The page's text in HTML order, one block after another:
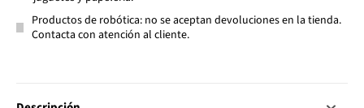
Productos de robótica: no se aceptan devoluciones en la tienda.
Contacta con atención al cliente.